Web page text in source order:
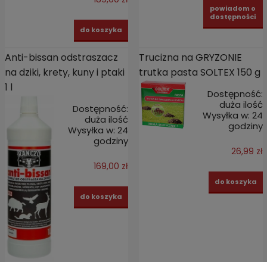
do koszyka
powiadom o
dostępności
Anti-bissan odstraszacz
na dziki, krety, kuny i ptaki
1 l
Dostępność:
duża ilość
Wysyłka w: 24
godziny
169,00 zł
do koszyka
Trucizna na GRYZONIE
trutka pasta SOLTEX 150 g
Dostępność:
duża ilość
Wysyłka w: 24
godziny
26,99 zł
do koszyka